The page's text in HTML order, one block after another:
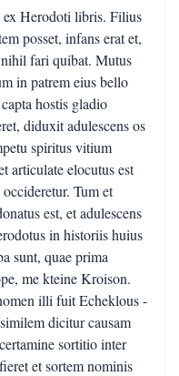
Herodoti libris. Filius
posset, infans erat et,
fari quibat. Mutus
in patrem eius bello
hostis gladio
diduxit adulescens os
spiritus vitium
articulate elocutus est
Tum et
est, et adulescens
in historiis huius
sunt, quae prima
me kteine Kroison.
illi fuit Echeklous -
dicitur causam
sortitio inter
et sortem nominis